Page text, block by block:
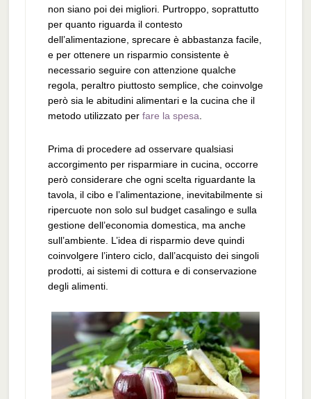
non siano poi dei migliori. Purtroppo, soprattutto
per quanto riguarda il contesto
dell’alimentazione, sprecare è abbastanza facile,
e per ottenere un risparmio consistente è
necessario seguire con attenzione qualche
regola, peraltro piuttosto semplice, che coinvolge
però sia le abitudini alimentari e la cucina che il
metodo utilizzato per fare la spesa
Prima di procedere ad osservare qualsiasi
accorgimento per risparmiare in cucina, occorre
però considerare che ogni scelta riguardante la
tavola, il cibo e l’alimentazione, inevitabilmente si
ripercuote non solo sul budget casalingo e sulla
gestione dell’economia domestica, ma anche
sull’ambiente. L’idea di risparmio deve quindi
coinvolgere l’intero ciclo, dall’acquisto dei singoli
prodotti, ai sistemi di cottura e di conservazione
degli alimenti.